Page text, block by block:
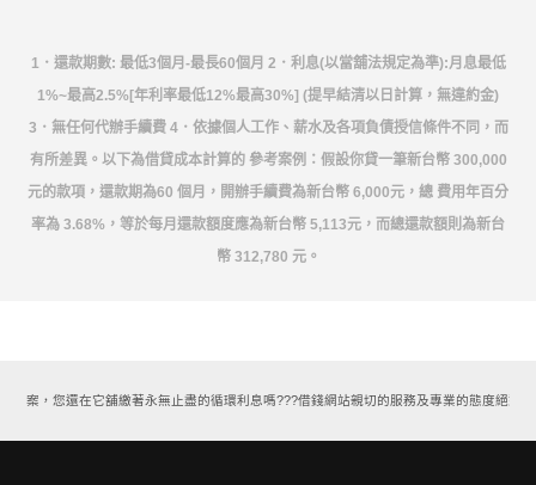
1．還款期數: 最低3個月-最長60個月 2．利息(以當舖法規定為準):月息最低
1%~最高2.5%[年利率最低12%最高30%] (提早結清以日計算，無違約金)
3．無任何代辦手續費 4．依據個人工作、薪水及各項負債授信條件不同，而
有所差異。以下為借貸成本計算的 參考案例：假設你貸一筆新台幣 300,000
元的款項，還款期為60 個月，開辦手續費為新台幣 6,000元，總 費用年百分
率為 3.68%，等於每月還款額度應為新台幣 5,113元，而總還款額則為新台
幣 312,780 元。
方案，您還在它舖繳著永無止盡的循環利息嗎???借錢網站親切的服務及專業的態度絕